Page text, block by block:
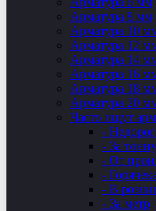
Арматура 8 мм
Арматура 10
Арматура 12
Арматура 14
Арматура 16
Арматура 18
Арматура 20
Часто ищут
-
- За тонну
- От
-
- В
- За метр